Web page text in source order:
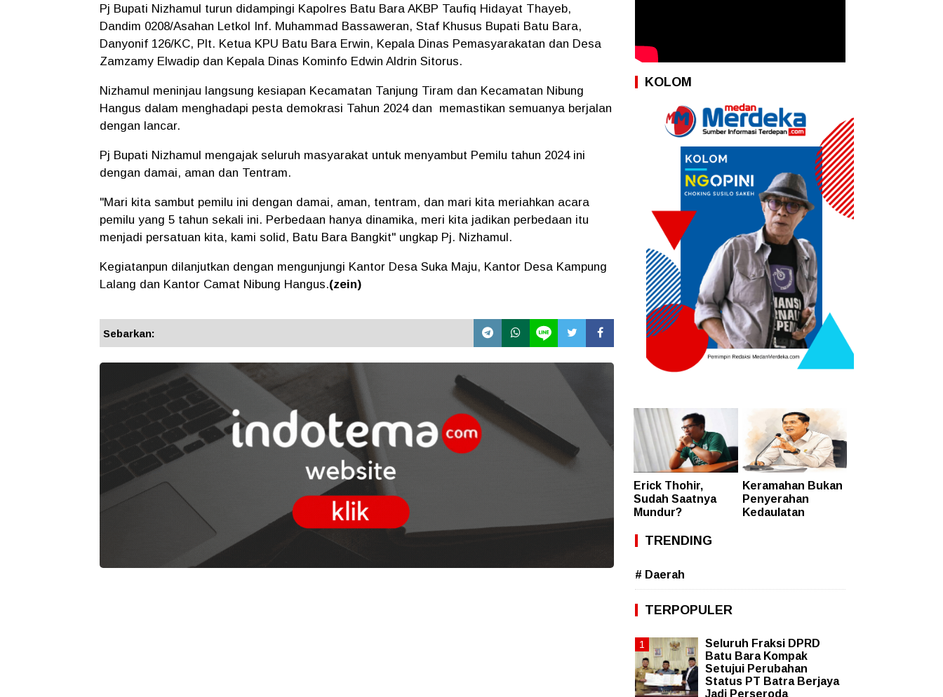
Pj Bupati Nizhamul turun didampingi Kapolres Batu Bara AKBP Taufiq Hidayat Thayeb,
Dandim 0208/Asahan Letkol Inf. Muhammad Bassaweran, Staf Khusus Bupati Batu Bara,
Danyonif 126/KC, Plt. Ketua KPU Batu Bara Erwin, Kepala Dinas Pemasyarakatan dan Desa
Zamzamy Elwadip dan Kepala Dinas Kominfo Edwin Aldrin Sitorus.
Nizhamul meninjau langsung kesiapan Kecamatan Tanjung Tiram dan Kecamatan Nibung
Hangus dalam menghadapi pesta demokrasi Tahun 2024 dan memastikan semuanya berjalan
dengan lancar.
Pj Bupati Nizhamul mengajak seluruh masyarakat untuk menyambut Pemilu tahun 2024 ini
dengan damai, aman dan Tentram.
"Mari kita sambut pemilu ini dengan damai, aman, tentram, dan mari kita meriahkan acara
pemilu yang 5 tahun sekali ini. Perbedaan hanya dinamika, meri kita jadikan perbedaan itu
menjadi persatuan kita, kami solid, Batu Bara Bangkit" ungkap Pj. Nizhamul.
Kegiatanpun dilanjutkan dengan mengunjungi Kantor Desa Suka Maju, Kantor Desa Kampung
Lalang dan Kantor Camat Nibung Hangus.(zein)
Sebarkan:
KOLOM
Erick Thohir,
Sudah Saatnya
Mundur?
Keramahan Bukan
Penyerahan
Kedaulatan
TRENDING
# Daerah
TERPOPULER
Seluruh Fraksi DPRD
Batu Bara Kompak
Setujui Perubahan
Status PT Batra Berjaya
Jadi Perseroda